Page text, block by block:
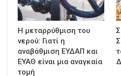
Η μεταρρύθμιση του
νερού: Γιατί η
αναβάθμιση ΕΥΔΑΠ και
ΕΥΑΘ είναι μια αναγκαία
τομή